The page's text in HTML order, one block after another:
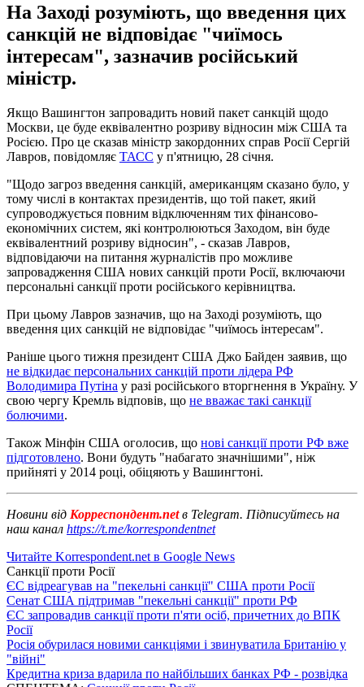
На Заході розуміють, що введення цих
санкцій не відповідає "чиїмось
інтересам", зазначив російський
міністр.
Якщо Вашингтон запровадить новий пакет санкцій щодо
Москви, це буде еквівалентно розриву відносин між США та
Росією. Про це сказав міністр закордонних справ Росії Сергій
Лавров, повідомляє ТАСС у п'ятницю, 28 січня.
"Щодо загроз введення санкцій, американцям сказано було, у
тому числі в контактах президентів, що той пакет, який
супроводжується повним відключенням тих фінансово-
економічних систем, які контролюються Заходом, він буде
еквівалентний розриву відносин", - сказав Лавров,
відповідаючи на питання журналістів про можливе
запровадження США нових санкцій проти Росії, включаючи
персональні санкції проти російського керівництва.
При цьому Лавров зазначив, що на Заході розуміють, що
введення цих санкцій не відповідає "чиїмось інтересам".
Раніше цього тижня президент США Джо Байден заявив, що
не відкидає персональних санкцій проти лідера РФ
Володимира Путіна у разі російського вторгнення в Україну. У
свою чергу Кремль відповів, що не вважає такі санкції
болючими.
Також Мінфін США оголосив, що нові санкції проти РФ вже
підготовлено. Вони будуть "набагато значнішими", ніж
прийняті у 2014 році, обіцяють у Вашингтоні.
Новини від Корреспондент.netв Telegram. Підписуйтесь на
наш канал https://t.me/korrespondentnet
Читайте Korrespondent.net в Google News
Санкції проти Росії
ЄС відреагував на "пекельні санкції" США проти Росії
Сенат США підтримав "пекельні санкції" проти РФ
ЄС запровадив санкції проти п'яти осіб, причетних до ВПК
Росії
Росія обурилася новими санкціями і звинуватила Британію у
"війні"
Кредитна криза вдарила по найбільших банках РФ - розвідка